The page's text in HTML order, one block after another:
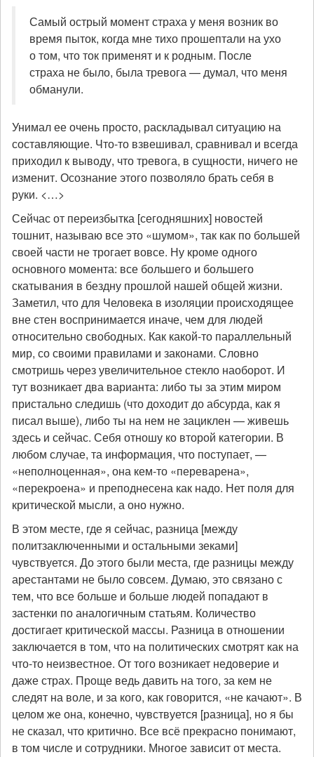
Самый острый момент страха у меня возник во
время пыток, когда мне тихо прошептали на ухо
о том, что ток применят и к родным. После
страха не было, была тревога — думал, что меня
обманули.
Унимал ее очень просто, раскладывал ситуацию на
составляющие. Что-то взвешивал, сравнивал и всегда
приходил к выводу, что тревога, в сущности, ничего не
изменит. Осознание этого позволяло брать себя в
руки. <…>
Сейчас от переизбытка [сегодняшних] новостей
тошнит, называю все это «шумом», так как по большей
своей части не трогает вовсе. Ну кроме одного
основного момента: все большего и большего
скатывания в бездну прошлой нашей общей жизни.
Заметил, что для Человека в изоляции происходящее
вне стен воспринимается иначе, чем для людей
относительно свободных. Как какой-то параллельный
мир, со своими правилами и законами. Словно
смотришь через увеличительное стекло наоборот. И
тут возникает два варианта: либо ты за этим миром
пристально следишь (что доходит до абсурда, как я
писал выше), либо ты на нем не зациклен — живешь
здесь и сейчас. Себя отношу ко второй категории. В
любом случае, та информация, что поступает, —
«неполноценная», она кем-то «переварена»,
«перекроена» и преподнесена как надо. Нет поля для
критической мысли, а оно нужно.
В этом месте, где я сейчас, разница [между
политзаключенными и остальными зеками]
чувствуется. До этого были места, где разницы между
арестантами не было совсем. Думаю, это связано с
тем, что все больше и больше людей попадают в
застенки по аналогичным статьям. Количество
достигает критической массы. Разница в отношении
заключается в том, что на политических смотрят как на
что-то неизвестное. От того возникает недоверие и
даже страх. Проще ведь давить на того, за кем не
следят на воле, и за кого, как говорится, «не качают». В
целом же она, конечно, чувствуется [разница], но я бы
не сказал, что критично. Все всё прекрасно понимают,
в том числе и сотрудники. Многое зависит от места.